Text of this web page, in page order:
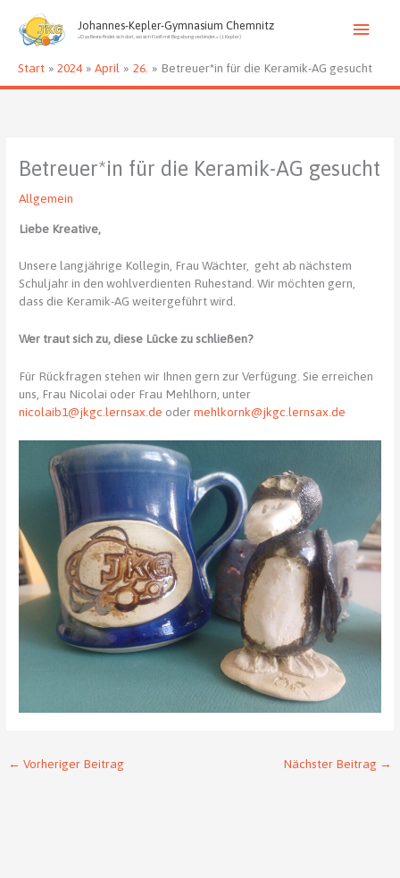
Inhalt
springen
Johannes-Kepler-Gymnasium Chemnitz
»Das Beste findet sich dort, wo sich Fleiß mit Begabung verbindet.« (J. Kepler)
Start 2024 April 26. Betreuer*in für die Keramik-AG gesucht
Betreuer*in für die Keramik-AG gesucht
Allgemein
Liebe Kreative,
Unsere langjährige Kollegin, Frau Wächter, geht ab nächstem
Schuljahr in den wohlverdienten Ruhestand. Wir möchten gern,
dass die Keramik-AG weitergeführt wird.
Wer traut sich zu, diese Lücke zu schließen?
Für Rückfragen stehen wir Ihnen gern zur Verfügung. Sie erreichen
uns, Frau Nicolai oder Frau Mehlhorn, unter
nicolaib1@jkgc.lernsax.de odermehlkornk@jkgc.lernsax.de
← Vorheriger Beitrag Nächster Beitrag →